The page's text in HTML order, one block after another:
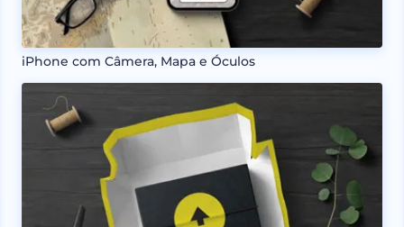
iPhone com Câmera, Mapa e Óculos